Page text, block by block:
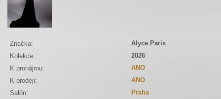
Značka:
Alyce Paris
Kolekce:
2026
K pronájmu:
ANO
K prodeji:
ANO
Salón:
Praha